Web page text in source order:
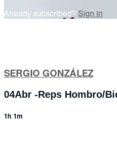
Already subscribed? Sign in
SERGIO GONZÁLEZ
04Abr -Reps Hombro/
1h 1m